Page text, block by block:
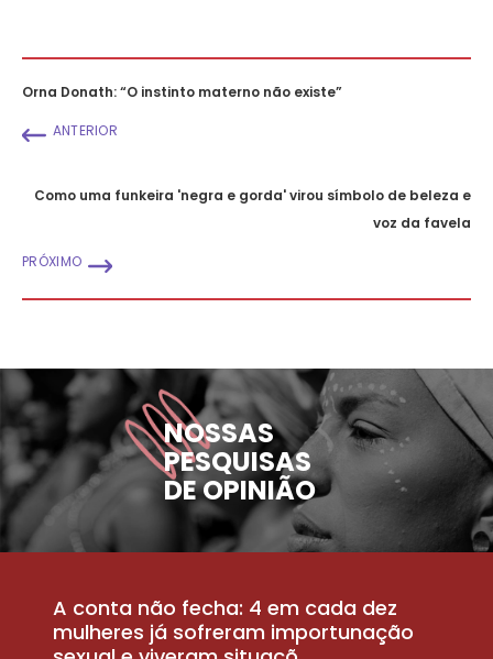
Orna Donath: “O instinto materno não existe”
ANTERIOR
Como uma funkeira 'negra e gorda' virou símbolo de beleza e
voz da favela
PRÓXIMO
NOSSAS
PESQUISAS
DE OPINIÃO
A conta não fecha: 4 em cada dez
mulheres já sofreram importunação